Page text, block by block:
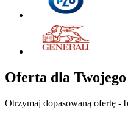
Oferta dla
Otrzymaj dopasowaną ofertę -